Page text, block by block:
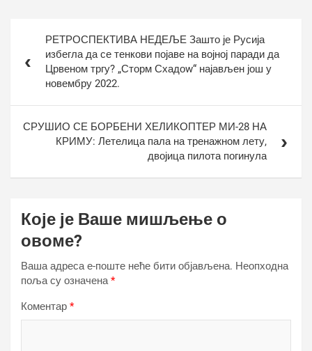
чланкаРЕТРОСПЕКТИВА НЕДЕЉЕ Зашто је Русија
избегла да се тенкови појаве на војној паради да
Црвеном тргу? „Сторм Схадоw“ најављен још у
новембру 2022.
СРУШИО СЕ БОРБЕНИ ХЕЛИКОПТЕР МИ-28 НА
КРИМУ: Летелица пала на тренажном лету,
двојица пилота погинула
Које је Ваше мишљење о
овоме?
Ваша адреса е-поште неће бити објављена. Неопходна
поља су означена*
Коментар *